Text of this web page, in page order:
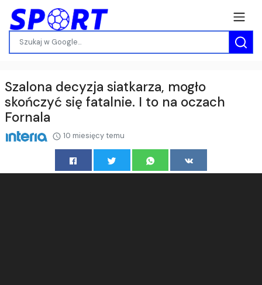
Szalona decyzja siatkarza, mogło
skończyć się fatalnie. I to na oczach
Fornala
10 miesięcy temu